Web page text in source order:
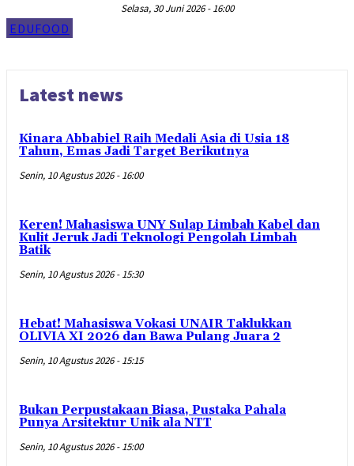
EDUFOOD
Selasa, 30 Juni 2026 - 16:00
Latest news
Kinara Abbabiel Raih Medali Asia di Usia 18
Tahun, Emas Jadi Target Berikutnya
Senin, 10 Agustus 2026 - 16:00
Keren! Mahasiswa UNY Sulap Limbah Kabel dan
Kulit Jeruk Jadi Teknologi Pengolah Limbah
Batik
Senin, 10 Agustus 2026 - 15:30
Hebat! Mahasiswa Vokasi UNAIR Taklukkan
OLIVIA XI 2026 dan Bawa Pulang Juara 2
Senin, 10 Agustus 2026 - 15:15
Bukan Perpustakaan Biasa, Pustaka Pahala
Punya Arsitektur Unik ala NTT
Senin, 10 Agustus 2026 - 15:00